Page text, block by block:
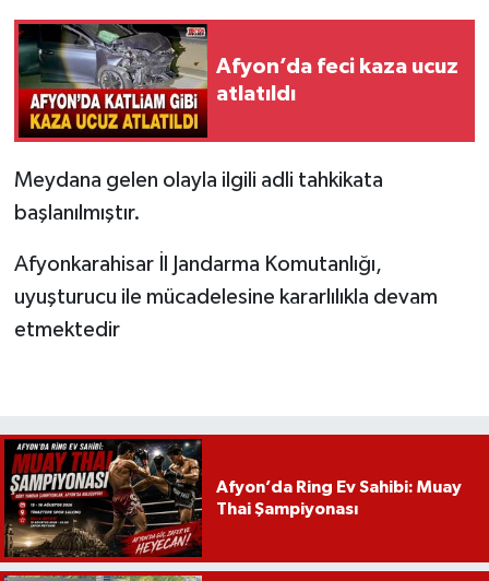
Afyon’da feci kaza ucuz
atlatıldı
Meydana gelen olayla ilgili adli tahkikata
başlanılmıştır.
Afyonkarahisar İl Jandarma Komutanlığı,
uyuşturucu ile mücadelesine kararlılıkla devam
etmektedir
Afyon’da Ring Ev Sahibi: Muay
Thai Şampiyonası